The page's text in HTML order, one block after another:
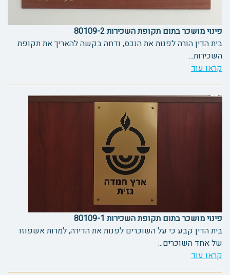
פינוי מושכר בתום תקופת השכירות 80109-2
בית הדין הורה לפנות את הנכס, ודחה בקשה להאריך את תקופת
השכירות...
קראו עוד
פינוי מושכר בתום תקופת השכירות 80109-1
בית הדין קבע כי על השוכרים לפנות את הדירה, למרות אשפוזו
של אחד השוכרים...
קראו עוד